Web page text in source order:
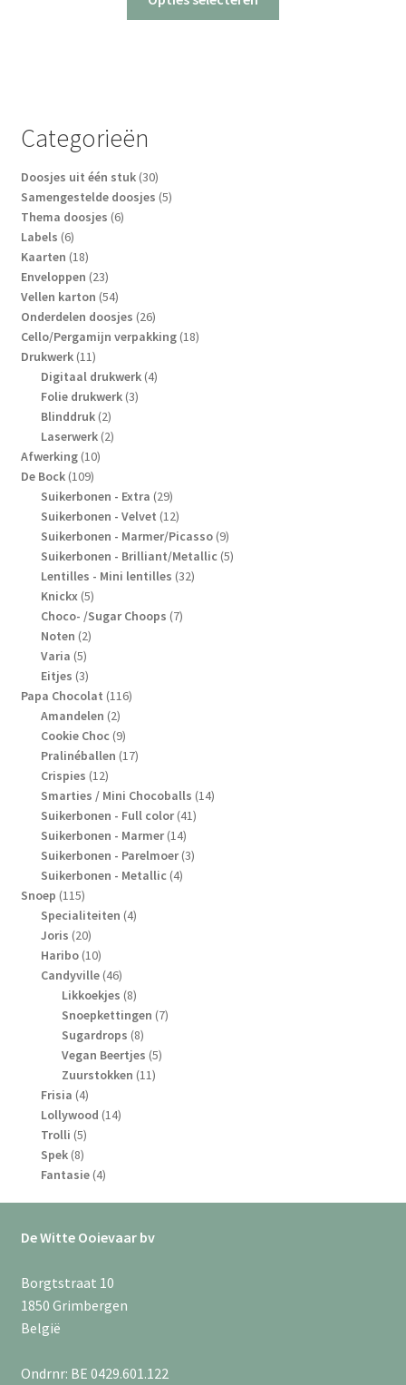
Categorieën
Doosjes uit één stuk 3030
producten
Samengestelde doosjes 55
Thema doosjes 66
Labels 66
producten
Kaarten 1818
producten
Enveloppen 2323
producten
Vellen karton 5454
producten
Onderdelen doosjes 2626
producten
Cello/Pergamijn verpakking 1818
Drukwerk 1111
producten
Digitaal drukwerk 44
Folie drukwerk 33
Blinddruk 22
producten
Laserwerk 22
Afwerking 1010
De Bock 109109
producten
Suikerbonen - Extra 2929
producten
Suikerbonen - Velvet 1212
producten
Suikerbonen - Marmer/Picasso 99
producten
Suikerbonen - Brilliant/Metallic 55
Lentilles - Mini lentilles 3232
Knickx 55
producten
Choco- /Sugar Choops 77
Noten 22
Varia 55
producten
Eitjes 33
producten
Papa Chocolat 116116
Amandelen 22
producten
Cookie Choc 99
producten
Pralinéballen 1717
Crispies 1212
producten
Smarties / Mini Chocoballs 1414
Suikerbonen - Full color 4141
Suikerbonen - Marmer 1414
producten
Suikerbonen - Parelmoer 33
Suikerbonen - Metallic 44
Snoep 115115
producten
Specialiteiten 44
Joris 2020
producten
Haribo 1010
producten
Candyville 4646
producten
Likkoekjes 88
producten
Snoepkettingen 77
Sugardrops 88
producten
Vegan Beertjes 55
Zuurstokken 1111
Frisia 44
producten
Lollywood 1414
Trolli 55
producten
Spek 88
producten
Fantasie 44
De Witte Ooievaar bv
Borgtstraat 10
1850 Grimbergen
België
Ondrnr: BE 0429.601.122